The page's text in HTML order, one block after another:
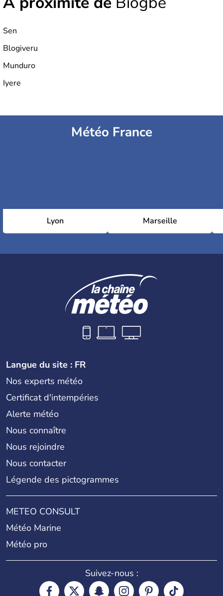
Sen
Blogiveru
Munduro
Iyere
Météo France
Lyon Marseille
Langue du site : FR
Nos experts météo
Certificat d'intempéries
Alerte météo
Nous connaître
Nous rejoindre
Nous contacter
Légende des pictogrammes
METEO CONSULT
Météo Marine
Météo pro
Suivez-nous :